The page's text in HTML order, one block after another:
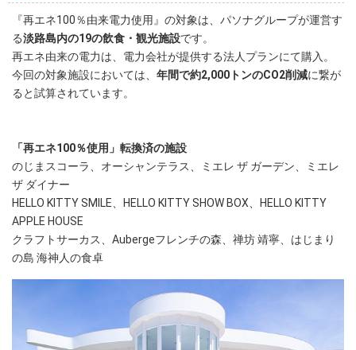
『再エネ100％由来電力使用』の対象は、パソナグループが運営す
る淡路島内の19の飲食・観光施設です。
再エネ由来の電力は、電力会社が提供する法人プランにて購入。
今回の対象施設においては、 年間で約2,000トンのCO2削減に繋が
ると試算されています。
「再エネ100％使用」転換済の施設
のじまスコーラ、オーシャンテラス、ミエレ ザ ガーデン、ミエレ
ザ ダイナー
HELLO KITTY SMILE、HELLO KITTY SHOW BOX、HELLO KITTY
APPLE HOUSE
クラフトサーカス、Aubergeフレンチの森、禅坊 靖寧、はじまり
の島 海神人の食卓